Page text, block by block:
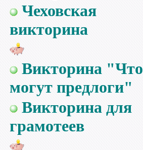
Чеховская
викторина
Викторина "Что
могут предлоги"
Викторина для
грамотеев